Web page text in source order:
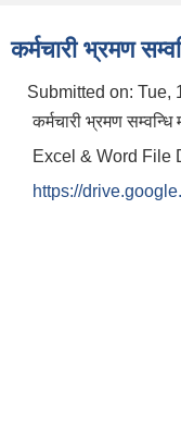
कर्मचारी भ्रमण
Submitted on: Tue,
कर्मचारी भ्रमण
Excel & Word File
https://